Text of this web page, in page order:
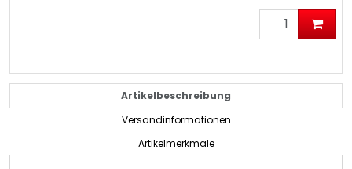
Artikelbeschreibung
Versandinformationen
Artikelmerkmale